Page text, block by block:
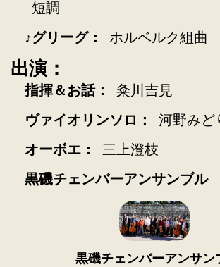
短調
グリーグ：
ホルベルク組曲
出演：
指揮＆お話：
粂川吉見
ヴァイオリンソロ：
河野みど
オーボエ：
三上澄枝
黒磯チェンバーアンサンブル
黒磯チェンバーアンサン